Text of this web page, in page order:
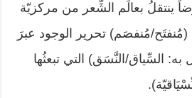
ينتقلُ بعالَم الشِّعر من مركزيّة
(مُنفتَح/مُنفصَم) تحرير الوجود عبرَ
به: السِّياق/النَّسَق) التي تبعثُها